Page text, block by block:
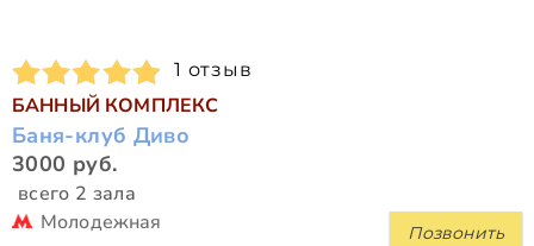
1 отзыв
БАННЫЙ КОМПЛЕКС
Баня-клуб Диво
3000 руб.
всего 2 зала
Позвонить
Молодежная